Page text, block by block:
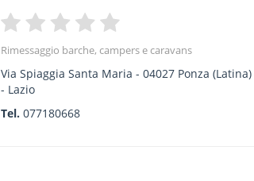
Rimessaggio barche, campers e caravans
Via Spiaggia Santa Maria -04027 Ponza (Latina)
- Lazio
Tel.077180668